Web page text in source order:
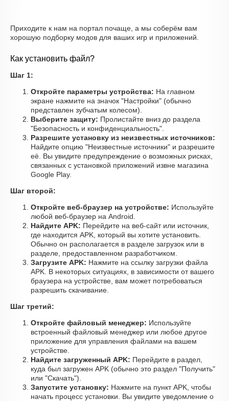
Приходите к нам на портал почаще, а мы соберём вам
хорошую подборку модов для ваших игр и приложений.
Как установить файл?
Шаг 1:
Откройте параметры устройства: На главном
экране нажмите на значок "Настройки" (обычно
представлен зубчатым колесом).
Выберите защиту: Пролистайте вниз до раздела
"Безопасность и конфиденциальность".
Разрешите установку из неизвестных источников:
Найдите опцию "Неизвестные источники" и разрешите
её. Вы увидите предупреждение о возможных рисках,
связанных с установкой приложений извне магазина
Google Play.
Шаг второй:
Откройте веб-браузер на устройстве: Используйте
любой веб-браузер на Android.
Найдите APK: Перейдите на веб-сайт или источник,
где находится APK, который вы хотите установить.
Обычно он располагается в разделе загрузок или в
разделе, предоставленном разработчиком.
Загрузите APK: Нажмите на ссылку загрузки файла
APK. В некоторых ситуациях, в зависимости от вашего
браузера на устройстве, вам может потребоваться
разрешить скачивание.
Шаг третий:
Откройте файловый менеджер: Используйте
встроенный файловый менеджер или любое другое
приложение для управления файлами на вашем
устройстве.
Найдите загруженный APK: Перейдите в раздел,
куда был загружен APK (обычно это раздел "Получить"
или "Скачать").
Запустите установку: Нажмите на пункт APK, чтобы
начать процесс установки. Вы увидите уведомление о